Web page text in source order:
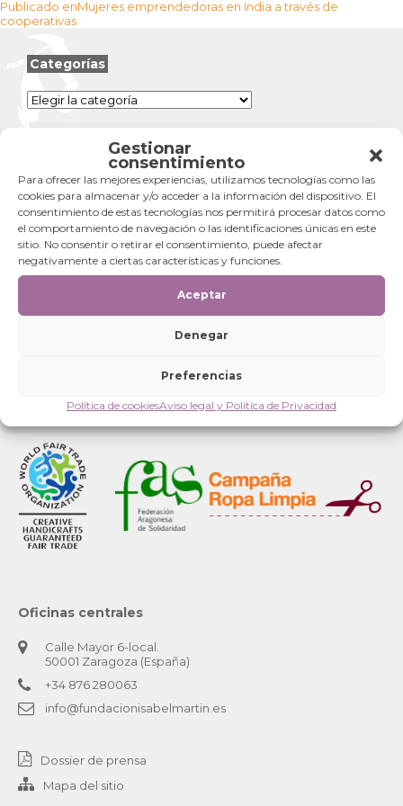
Gestionar
consentimiento
Para ofrecer las mejores experiencias, utilizamos tecnologías como las
cookies para almacenar y/o acceder a la información del dispositivo. El
consentimiento de estas tecnologías nos permitirá procesar datos como
el comportamiento de navegación o las identificaciones únicas en este
sitio. No consentir o retirar el consentimiento, puede afectar
negativamente a ciertas características y funciones.
Aceptar
Denegar
Preferencias
Política de cookiesAviso legal y Política de Privacidad
el
completo
Navegación
de
entradas
Publicado enMujeres emprendedoras en India a través de
cooperativas
Categorías
Categorías
Oficinas centrales
Calle Mayor 6-local.
50001 Zaragoza (España)
+34 876 280063
info@fundacionisabelmartin.es
Dossier de prensa
Mapa del sitio